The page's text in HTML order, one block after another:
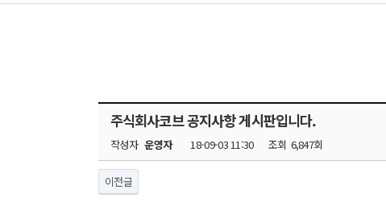
주식회사코브 공지사항 게시판입니다.
작성자 운영자 18-09-03 11:30 조회 6,847회
이전글